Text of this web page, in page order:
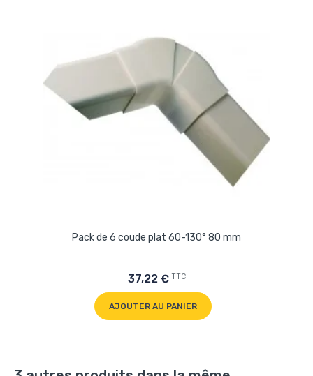
Pack de 6 coude plat 60-130° 80 mm
37,22 € TTC
AJOUTER AU PANIER